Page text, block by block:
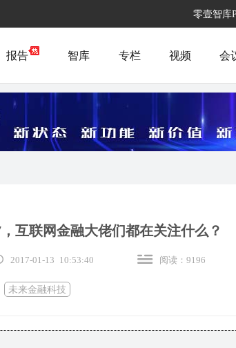
零壹智库
报告 智库 专栏 视频 会
，互联网金融大佬们都在关注什么？
2017-01-13 10:53:40 阅读：9196
未来金融科技